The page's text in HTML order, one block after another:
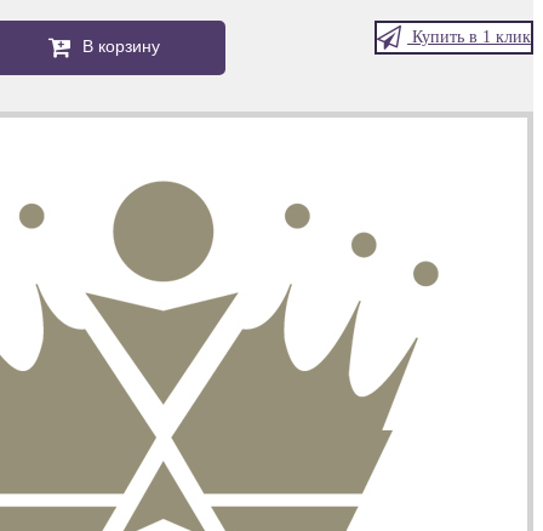
В корзину Купить в 1 клик